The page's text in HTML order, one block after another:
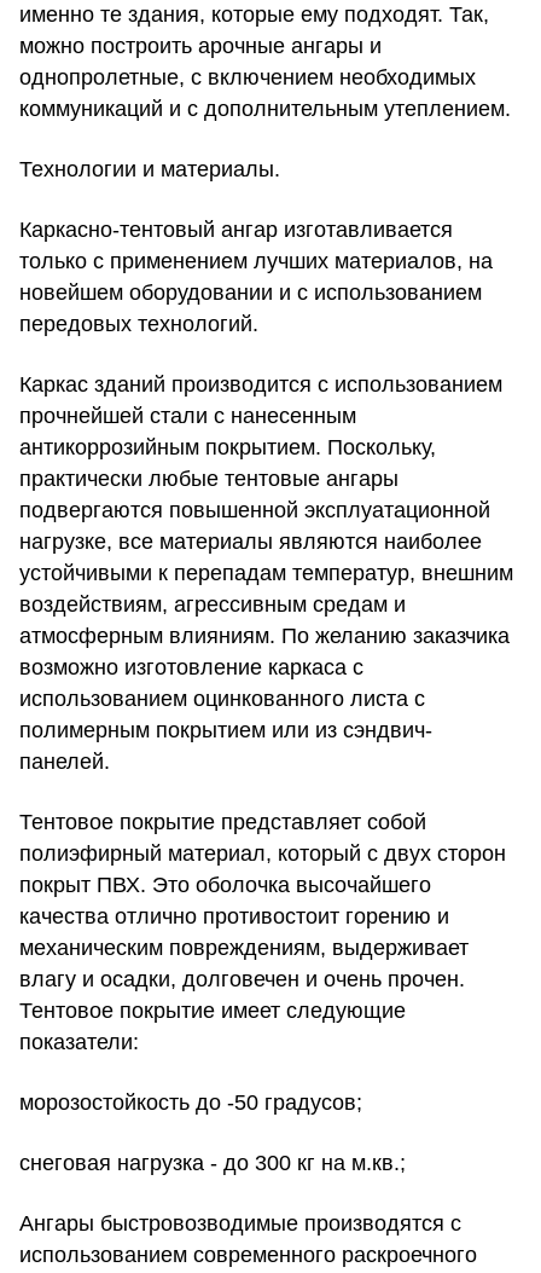
именно те здания, которые ему подходят. Так,
можно построить арочные ангары и
однопролетные, с включением необходимых
коммуникаций и с дополнительным утеплением.
Технологии и материалы.
Каркасно-тентовый ангар изготавливается
только с применением лучших материалов, на
новейшем оборудовании и с использованием
передовых технологий.
Каркас зданий производится с использованием
прочнейшей стали с нанесенным
антикоррозийным покрытием. Поскольку,
практически любые тентовые ангары
подвергаются повышенной эксплуатационной
нагрузке, все материалы являются наиболее
устойчивыми к перепадам температур, внешним
воздействиям, агрессивным средам и
атмосферным влияниям. По желанию заказчика
возможно изготовление каркаса с
использованием оцинкованного листа с
полимерным покрытием или из сэндвич-
панелей.
Тентовое покрытие представляет собой
полиэфирный материал, который с двух сторон
покрыт ПВХ. Это оболочка высочайшего
качества отлично противостоит горению и
механическим повреждениям, выдерживает
влагу и осадки, долговечен и очень прочен.
Тентовое покрытие имеет следующие
показатели:
морозостойкость до -50 градусов;
снеговая нагрузка - до 300 кг на м.кв.;
Ангары быстровозводимые производятся с
использованием современного раскроечного